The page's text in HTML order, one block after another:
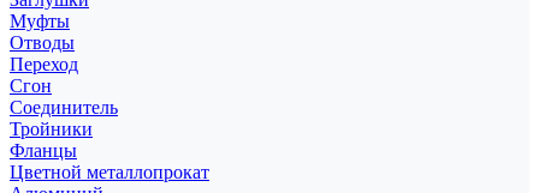
Муфты
Отводы
Переход
Сгон
Соединитель
Тройники
Фланцы
Цветной металлопрокат